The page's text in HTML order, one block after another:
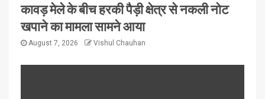
कावड़ मेले के बीच हरकी पैड़ी क्षेत्र से नकली नोट
खपाने का मामला सामने आया
August 7, 2026 Vishul Chauhan